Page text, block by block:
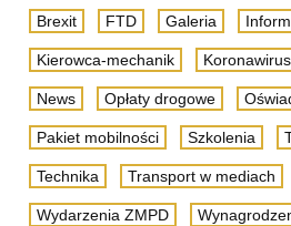
Brexit FTD Galeria
Kierowca-mechanik Koronawirus
News Opłaty drogowe
Pakiet mobilności Szkolenia
Technika Transport w mediach
Wydarzenia ZMPD